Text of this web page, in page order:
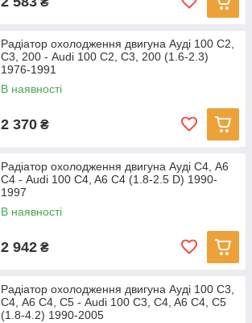
Радіатор охолодження двигуна Ауді 100 С2,
С3, 200 - Audi 100 C2, C3, 200 (1.6-2.3)
1976-1991
В наявності
2 370 ₴
Радіатор охолодження двигуна Ауді С4, А6
С4 - Audi 100 C4, A6 C4 (1.8-2.5 D) 1990-
1997
В наявності
2 942 ₴
Радіатор охолодження двигуна Ауді 100 С3,
С4, А6 С4, С5 - Audi 100 C3, C4, A6 C4, C5
(1.8-4.2) 1990-2005